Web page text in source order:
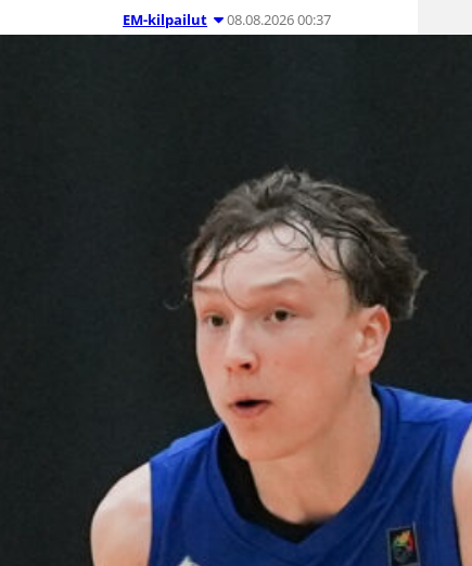
EM-kilpailut 08.08.2026 00:37
vuotiaat pojat
voittivat
Luxemburgin
– EM-kisojen
voittotili
aukesi
vakuuttavalla
pelillä